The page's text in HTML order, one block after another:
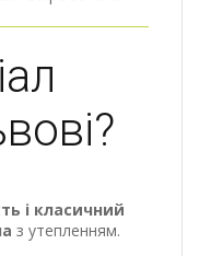
і класичний
з утепленням.